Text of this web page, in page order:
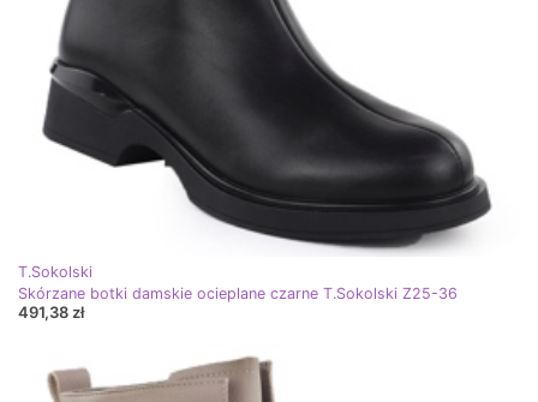
T.Sokolski
Skórzane botki damskie ocieplane czarne T.Sokolski Z25-36
491,38 zł